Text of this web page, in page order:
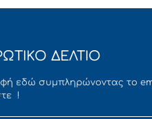
ΔΕΛΤΙΟ
εδώ συμπληρώνοντας το
!